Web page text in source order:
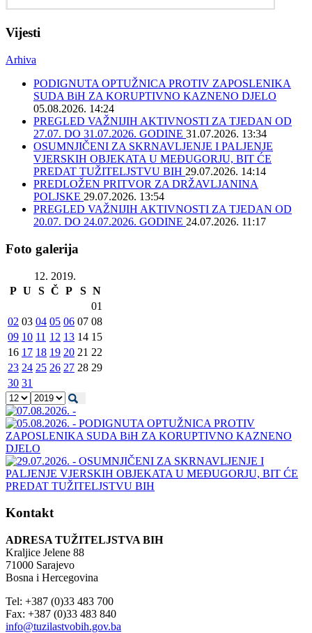
Vijesti
Arhiva
PODIGNUTA OPTUŽNICA PROTIV ZAPOSLENIKA
SUDA BiH ZA KORUPTIVNO KAZNENO DJELO
05.08.2026. 14:24
PREGLED VAŽNIJIH AKTIVNOSTI ZA TJEDAN OD
27.07. DO 31.07.2026. GODINE 31.07.2026. 13:34
OSUMNJIČENI ZA SKRNAVLJENJE I PALJENJE
VJERSKIH OBJEKATA U MEĐUGORJU, BIT ĆE
PREDAT TUŽITELJSTVU BIH 29.07.2026. 14:14
PREDLOŽEN PRITVOR ZA DRŽAVLJANINA
POLJSKE 29.07.2026. 13:54
PREGLED VAŽNIJIH AKTIVNOSTI ZA TJEDAN OD
20.07. DO 24.07.2026. GODINE 24.07.2026. 11:17
Foto galerija
12. 2019.
P U S Č P S N
01
02 03 04 05 06 07 08
09 10 11 12 13 14 15
16 17 18 19 20 21 22
23 24 25 26 27 28 29
30 31
Kontakt
ADRESA TUŽITELJSTVA BIH
Kraljice Jelene 88
71000 Sarajevo
Bosna i Hercegovina
Tel: +387 (0)33 483 700
Fax: +387 (0)33 483 840
info@tuzilastvobih.gov.ba